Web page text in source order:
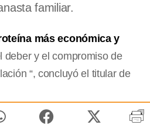
familiar.
más económica y
deber y el compromiso de
“, concluyó el titular de